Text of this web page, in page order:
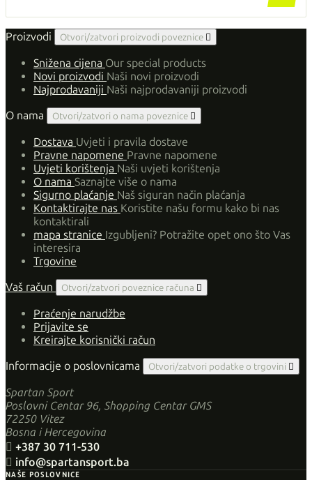
Proizvodi Otvori/zatvori proizvodi poveznice 
Snižena cijena Our special products
Novi proizvodi Naši novi proizvodi
Najprodavaniji Naši najprodavaniji proizvodi
O nama
Otvori/zatvori o nama poveznice 
Dostava Uvjeti i pravila dostave
Pravne napomene Pravne napomene
Uvjeti korištenja Naši uvjeti korištenja
O nama Saznajte više o nama
Sigurno plaćanje Naš siguran način plaćanja
Kontaktirajte nas Koristite našu formu kako bi nas
kontaktirali
mapa stranice Izgubljeni? Potražite opet ono što Vas
interesira
Trgovine
Vaš račun
Otvori/zatvori poveznice računa 
Praćenje narudžbe
Prijavite se
Kreirajte korisnički račun
Informacije o poslovnicama
Otvori/zatvori podatke o trgovini 
Spartan Sport
Poslovni Centar 96, Shopping Centar GMS
72250 Vitez
Bosna i Hercegovina
 +387 30 711-530
 info@spartansport.ba
NAŠE POSLOVNICE